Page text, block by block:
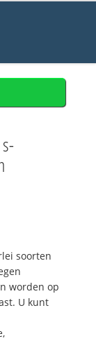
soorten
worden op
U kunt